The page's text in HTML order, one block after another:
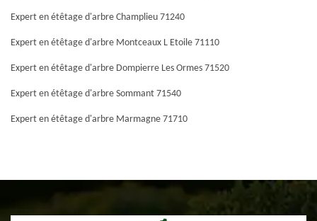
Expert en étêtage d'arbre Champlieu 71240
Expert en étêtage d'arbre Montceaux L Etoile 71110
Expert en étêtage d'arbre Dompierre Les Ormes 71520
Expert en étêtage d'arbre Sommant 71540
Expert en étêtage d'arbre Marmagne 71710